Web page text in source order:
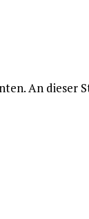
An dieser